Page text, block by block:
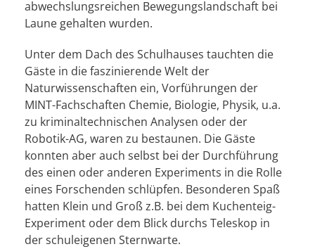
abwechslungsreichen Bewegungslandschaft bei
Laune gehalten wurden.
Unter dem Dach des Schulhauses tauchten die
Gäste in die faszinierende Welt der
Naturwissenschaften ein, Vorführungen der
MINT-Fachschaften Chemie, Biologie, Physik, u.a.
zu kriminaltechnischen Analysen oder der
Robotik-AG, waren zu bestaunen. Die Gäste
konnten aber auch selbst bei der Durchführung
des einen oder anderen Experiments in die Rolle
eines Forschenden schlüpfen. Besonderen Spaß
hatten Klein und Groß z.B. bei dem Kuchenteig-
Experiment oder dem Blick durchs Teleskop in
der schuleigenen Sternwarte.